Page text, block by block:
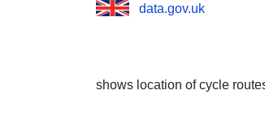
data.gov.uk
shows location of cycle